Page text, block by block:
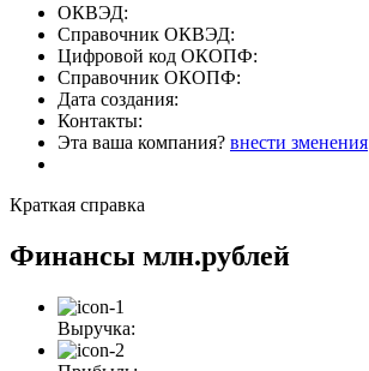
ОКВЭД:
Справочник ОКВЭД:
Цифровой код ОКОПФ:
Справочник ОКОПФ:
Дата создания:
Контакты:
Эта ваша компания? внести зменения
Краткая справка
Финансы млн.рублей
Выручка: